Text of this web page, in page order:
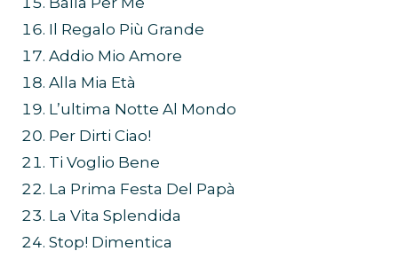
Il Regalo Più Grande
Addio Mio Amore
Alla Mia Età
L’ultima Notte Al Mondo
Per Dirti Ciao!
Ti Voglio Bene
La Prima Festa Del Papà
La Vita Splendida
Stop! Dimentica